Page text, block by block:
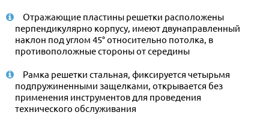
Отражающие пластины решетки расположены
перпендикулярно корпусу, имеют двунаправленный
наклон под углом 45° относительно потолка, в
противоположные стороны от середины
Рамка решетки стальная, фиксируется четырьмя
подпружиненными защелками, открывается без
применения инструментов для проведения
технического обслуживания